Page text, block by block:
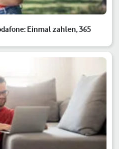
Einmal zahlen, 365